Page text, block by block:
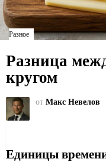
Разное
Разница
кругом
от Макс Невелов
Единицы